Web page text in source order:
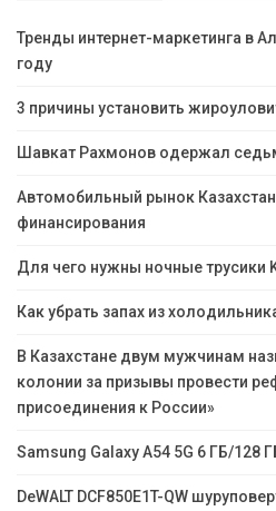
Тренды интернет-маркетинга в
году
3 причины установить
Шавкат Рахмонов одержал
Автомобильный рынок
финансирования
Для чего нужны ночные трусики
Как убрать запах из
В Казахстане двум мужчинам
колонии за призывы провести
присоединения к России»
Samsung Galaxy A54 5G 6 ГБ/128
DeWALT DCF850E1T-QW